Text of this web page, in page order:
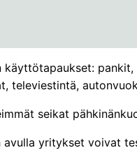
käyttötapaukset: pankit,
televiestintä,
seikat
avulla yritykset voivat